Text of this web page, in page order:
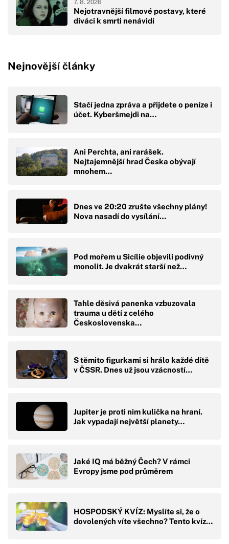
Nejotravnější filmové postavy, které
diváci k smrti nenávidí
7. 8. 2026
Nejnovější články
Stačí jedna zpráva a přijdete o peníze i
účet. Kyberšmejdi na…
Ani Perchta, ani rarášek.
Nejtajemnější hrad Česka obývají
mnohem…
Dnes ve 20:20 zrušte všechny plány!
Nova nasadí do vysílání…
Pod mořem u Sicílie objevili podivný
monolit. Je dvakrát starší než…
Tahle děsivá panenka vzbuzovala
trauma u dětí z celého
Československa…
S těmito figurkami si hrálo každé dítě
v ČSSR. Dnes už jsou vzácností…
Jupiter je proti nim kulička na hraní.
Jak vypadají největší planety…
Jaké IQ má běžný Čech? V rámci
Evropy jsme pod průměrem
HOSPODSKÝ KVÍZ: Myslíte si, že o
dovolených víte všechno? Tento kvíz…